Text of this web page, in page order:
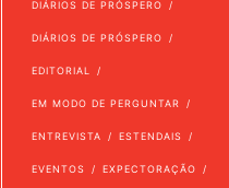
DIÁRIOS DE PRÓSPERO
DIÁRIOS DE PRÓSPERO
EDITORIAL
EM MODO DE PERGUNTAR
ENTREVISTA ESTENDAIS
EVENTOS EXPECTORAÇÃO